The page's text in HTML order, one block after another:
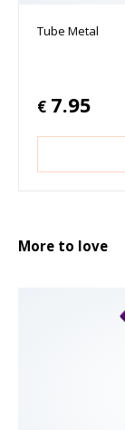
Tube Metal
€ 7.95
More to love